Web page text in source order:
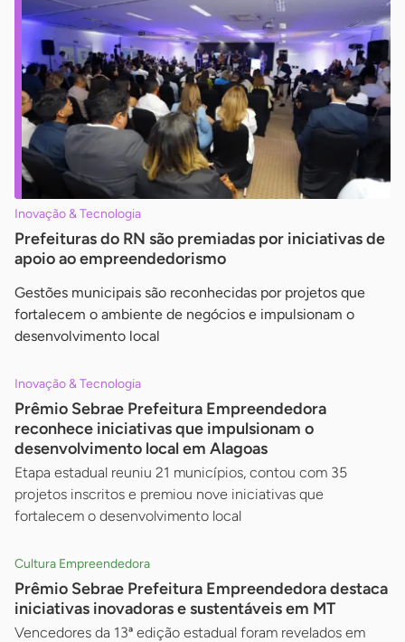
Inovação & Tecnologia
Prefeituras do RN são premiadas por iniciativas de
apoio ao empreendedorismo
Gestões municipais são reconhecidas por projetos que
fortalecem o ambiente de negócios e impulsionam o
desenvolvimento local
Inovação & Tecnologia
Prêmio Sebrae Prefeitura Empreendedora
reconhece iniciativas que impulsionam o
desenvolvimento local em Alagoas
Etapa estadual reuniu 21 municípios, contou com 35
projetos inscritos e premiou nove iniciativas que
fortalecem o desenvolvimento local
Cultura Empreendedora
Prêmio Sebrae Prefeitura Empreendedora destaca
iniciativas inovadoras e sustentáveis em MT
Vencedores da 13ª edição estadual foram revelados em